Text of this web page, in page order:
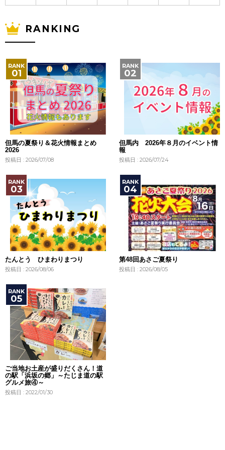
RANKING
但馬の夏祭り＆花火情報まとめ
2026
投稿日 : 2026/07/08
但馬内 2026年８月のイベント情
報
投稿日 : 2026/07/24
たんとう ひまわりまつり
投稿日 : 2026/08/06
第48回あさご夏祭り
投稿日 : 2026/08/05
ご当地お土産が盛りだくさん！道
の駅「浜坂の郷」～たじま道の駅
グルメ旅④～
投稿日 : 2022/01/30